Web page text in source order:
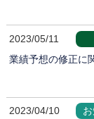
2023/05/11
業績予想の修正に
2023/04/10